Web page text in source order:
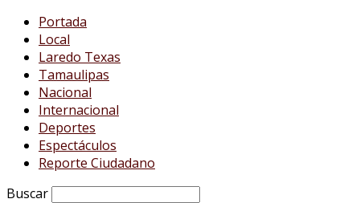
Portada
Local
Laredo Texas
Tamaulipas
Nacional
Internacional
Deportes
Espectáculos
Reporte Ciudadano
Buscar